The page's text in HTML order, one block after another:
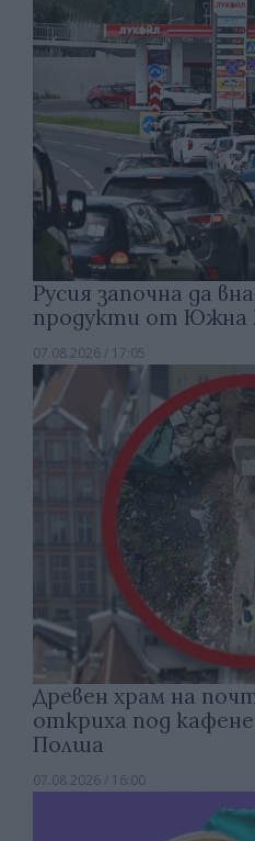
Русия започна да
продукти от Южна
07.08.2026 / 17:05
Древен храм на
откриха под кафене
Полша
07.08.2026 / 16:00